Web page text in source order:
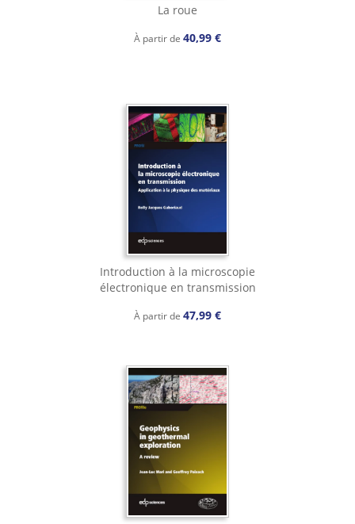
La roue
À partir de 40,99 €
Introduction à la microscopie
électronique en transmission
À partir de 47,99 €